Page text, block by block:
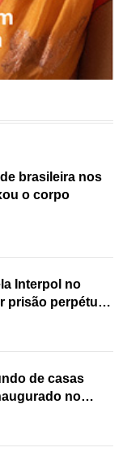
brasileira nos
o corpo
Interpol no
prisão perpétua
de casas
no